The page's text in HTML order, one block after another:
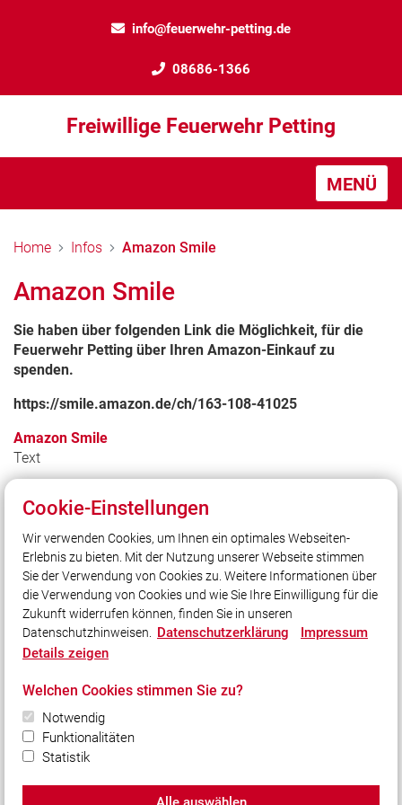
info@feuerwehr-petting.de
08686-1366
Freiwillige Feuerwehr Petting
MENÜ
Home Infos Amazon Smile
Amazon Smile
Sie haben über folgenden Link die Möglichkeit, für die
Feuerwehr Petting über Ihren Amazon-Einkauf zu
spenden.
https://smile.amazon.de/ch/163-108-41025
Amazon Smile
Text
Unser Leitsatz
Unsere Freizeit für Ihre Sicherheit
Social Media
Bleiben Sie mit uns in Kontakt und vernetzen Sie sich
mit uns!
Cookie-Einstellungen
Wir verwenden Cookies, um Ihnen ein optimales Webseiten-
Erlebnis zu bieten. Mit der Nutzung unserer Webseite stimmen
Sie der Verwendung von Cookies zu. Weitere Informationen über
die Verwendung von Cookies und wie Sie Ihre Einwilligung für die
Zukunft widerrufen können, finden Sie in unseren
Datenschutzhinweisen. Datenschutzerklärung
Impressum
Details zeigen
Welchen Cookies stimmen Sie zu?
Notwendig
Funktionalitäten
Statistik